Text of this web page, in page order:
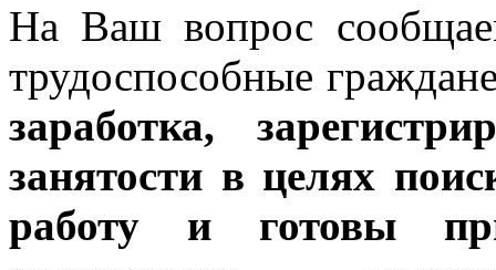
На Ваш вопрос
трудоспособные
заработка,
занятости в целях
работу и готовы